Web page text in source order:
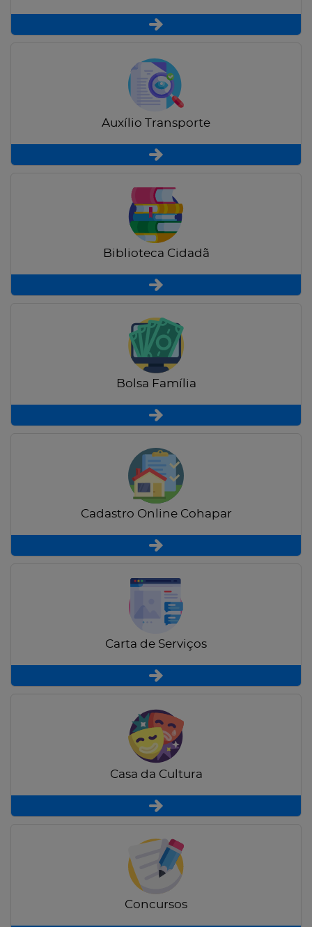
Auxílio Transporte
Biblioteca Cidadã
Bolsa Família
Cadastro Online Cohapar
Carta de Serviços
Casa da Cultura
Concursos